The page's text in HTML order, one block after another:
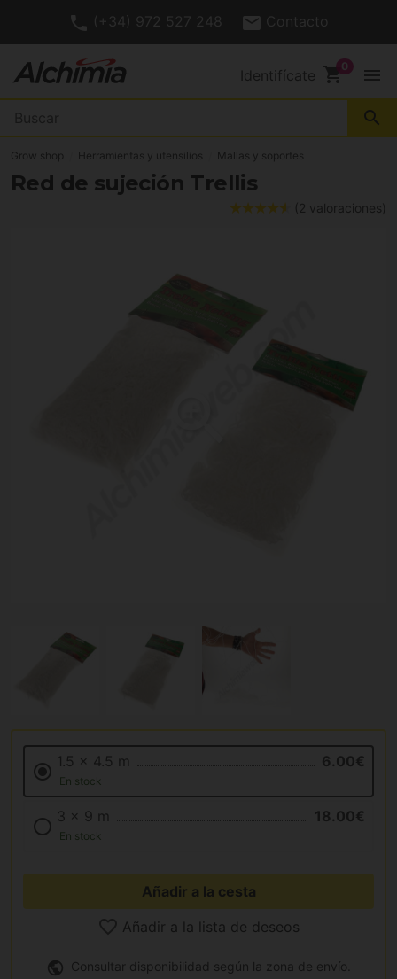
(+34) 972 527 248 Contacto
Identifícate shopping_cart menu
search
Grow shop Herramientas y utensilios Mallas y soportes
Red de sujeción Trellis
(2 valoraciones)
1.5 x 4.5 m 6.00€
En stock
3 x 9 m 18.00€
En stock
Añadir a la cesta
Añadir a la lista de deseos
Consultar disponibilidad según la zona de envío.